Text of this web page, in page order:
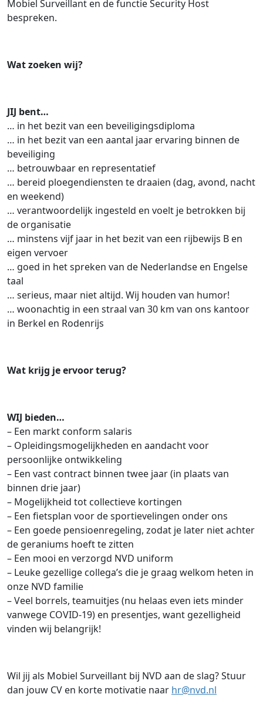
Mobiel Surveillant en de functie Security Host
bespreken.
Wat zoeken wij?
JIJ bent…
… in het bezit van een beveiligingsdiploma
… in het bezit van een aantal jaar ervaring binnen de
beveiliging
… betrouwbaar en representatief
… bereid ploegendiensten te draaien (dag, avond, nacht
en weekend)
… verantwoordelijk ingesteld en voelt je betrokken bij
de organisatie
… minstens vijf jaar in het bezit van een rijbewijs B en
eigen vervoer
… goed in het spreken van de Nederlandse en Engelse
taal
… serieus, maar niet altijd. Wij houden van humor!
… woonachtig in een straal van 30 km van ons kantoor
in Berkel en Rodenrijs
Wat krijg je ervoor terug?
WIJ bieden…
– Een markt conform salaris
– Opleidingsmogelijkheden en aandacht voor
persoonlijke ontwikkeling
– Een vast contract binnen twee jaar (in plaats van
binnen drie jaar)
– Mogelijkheid tot collectieve kortingen
– Een fietsplan voor de sportievelingen onder ons
– Een goede pensioenregeling, zodat je later niet achter
de geraniums hoeft te zitten
– Een mooi en verzorgd NVD uniform
– Leuke gezellige collega’s die je graag welkom heten in
onze NVD familie
– Veel borrels, teamuitjes (nu helaas even iets minder
vanwege COVID-19) en presentjes, want gezelligheid
vinden wij belangrijk!
Wil jij als Mobiel Surveillant bij NVD aan de slag? Stuur
dan jouw CV en korte motivatie naar hr@nvd.nl